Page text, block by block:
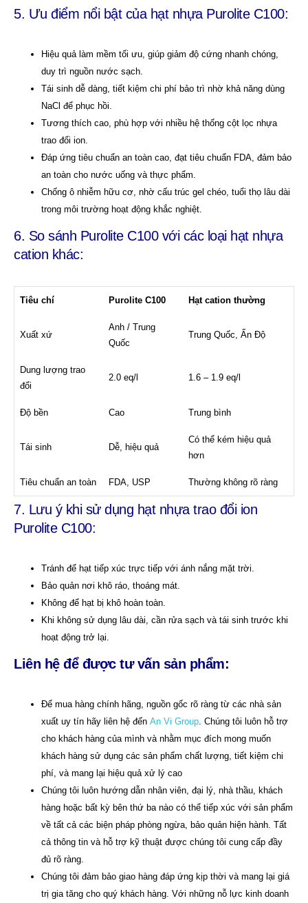
5. Ưu điểm nổi bật của hạt nhựa Purolite C100:
Hiệu quả làm mềm tối ưu, giúp giảm độ cứng nhanh chóng,
duy trì nguồn nước sạch.
Tái sinh dễ dàng, tiết kiệm chi phí bảo trì nhờ khả năng dùng
NaCl để phục hồi.
Tương thích cao, phù hợp với nhiều hệ thống cột lọc nhựa
trao đổi ion.
Đáp ứng tiêu chuẩn an toàn cao, đạt tiêu chuẩn FDA, đảm bảo
an toàn cho nước uống và thực phẩm.
Chống ô nhiễm hữu cơ, nhờ cấu trúc gel chéo, tuổi thọ lâu dài
trong môi trường hoạt động khắc nghiệt.
6. So sánh Purolite C100 với các loại hạt nhựa
cation khác:
Tiêu chí Purolite C100 Hạt cation thường
Xuất xứ
Anh / Trung
Quốc
Trung Quốc, Ấn Độ
Dung lượng trao
đổi
2.0 eq/l 1.6 – 1.9 eq/l
Độ bền Cao Trung bình
Tái sinh Dễ, hiệu quả
Có thể kém hiệu quả
hơn
Tiêu chuẩn an toàn FDA, USP Thường không rõ ràng
7. Lưu ý khi sử dụng hạt nhựa trao đổi ion
Purolite C100:
Tránh để hạt tiếp xúc trực tiếp với ánh nắng mặt trời.
Bảo quản nơi khô ráo, thoáng mát.
Không để hạt bị khô hoàn toàn.
Khi không sử dụng lâu dài, cần rửa sạch và tái sinh trước khi
hoạt động trở lại.
Liên hệ để được tư vấn sản phẩm:
Để mua hàng chính hãng, nguồn gốc rõ ràng từ các nhà sản
xuất uy tín hãy liên hệ đến An Vi Group. Chúng tôi luôn hỗ trợ
cho khách hàng của mình và nhằm mục đích mong muốn
khách hàng sử dụng các sản phẩm chất lượng, tiết kiệm chi
phí, và mang lại hiệu quả xử lý cao
Chúng tôi luôn hướng dẫn nhân viên, đại lý, nhà thầu, khách
hàng hoặc bất kỳ bên thứ ba nào có thể tiếp xúc với sản phẩm
về tất cả các biện pháp phòng ngừa, bảo quản hiện hành. Tất
cả thông tin và hỗ trợ kỹ thuật được chúng tôi cung cấp đầy
đủ rõ ràng.
Chúng tôi đảm bảo giao hàng đáp ứng kịp thời và mang lại giá
trị gia tăng cho quý khách hàng. Với những nỗ lực kinh doanh